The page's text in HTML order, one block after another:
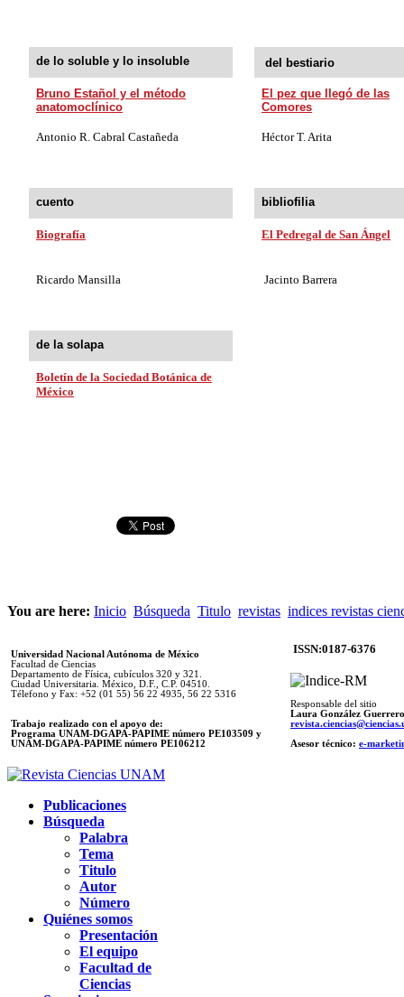
de lo soluble y lo insoluble del bestiario
Bruno Estañol y el método
anatomoclínico
El pez que llegó de las
Comores
Antonio R. Cabral Castañeda Héctor T. Arita
cuento bibliofilia
Biografía El Pedregal de San Ángel
Ricardo Mansilla Jacinto Barrera
de la solapa
Boletín de la Sociedad Botánica de
México
You are here: Inicio Búsqueda Titulo revistas indices revistas
Universidad Nacional Autónoma de México
Facultad de Ciencias
Departamento de Física, cubículos 320 y 321.
Ciudad Universitaria. México, D.F., C.P. 04510.
Télefono y Fax: +52 (01 55) 56 22 4935, 56 22 5316
Trabajo realizado con el apoyo de:
Programa UNAM-DGAPA-PAPIME número PE103509 y
UNAM-DGAPA-PAPIME número PE106212
ISSN:0187-6376
Responsable del sitio
Laura González Guerrero
Asesor técnico: e-
Publicaciones
Búsqueda
Palabra
Tema
Titulo
Autor
Número
Quiénes somos
Presentación
El equipo
Facultad de
Ciencias